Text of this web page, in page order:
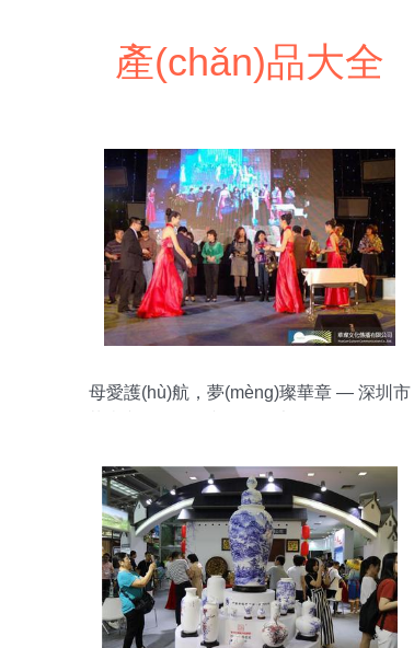
產(chǎn)品大全
母愛護(hù)航，夢(mèng)璨華章 — 深圳市